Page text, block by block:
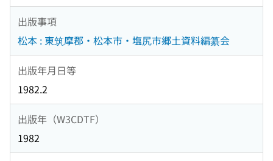
出版事項
松本 : 東筑摩郡・松本市・塩尻市郷土資料編纂会
出版年月日等
1982.2
出版年（W3CDTF）
1982